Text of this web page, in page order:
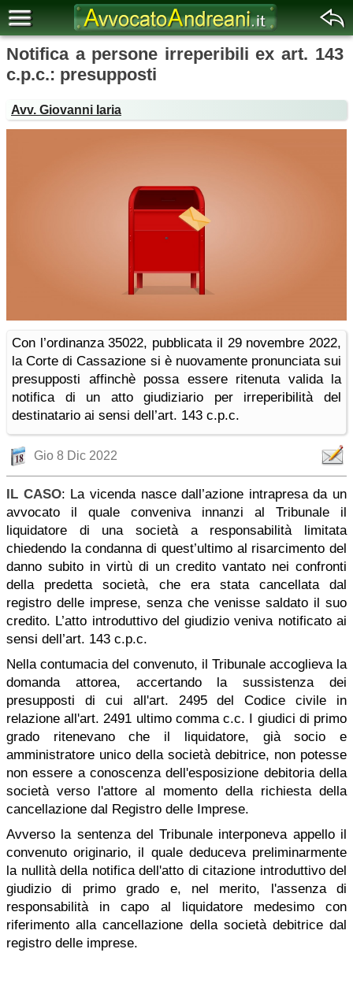
Notifica a persone irreperibili ex art. 143
c.p.c.: presupposti
Avv. Giovanni Iaria
Con l’ordinanza 35022, pubblicata il 29 novembre 2022,
la Corte di Cassazione si è nuovamente pronunciata sui
presupposti affinchè possa essere ritenuta valida la
notifica di un atto giudiziario per irreperibilità del
destinatario ai sensi dell’art. 143 c.p.c.
Gio 8 Dic 2022
IL CASO: La vicenda nasce dall’azione intrapresa da un
avvocato il quale conveniva innanzi al Tribunale il
liquidatore di una società a responsabilità limitata
chiedendo la condanna di quest’ultimo al risarcimento del
danno subito in virtù di un credito vantato nei confronti
della predetta società, che era stata cancellata dal
registro delle imprese, senza che venisse saldato il suo
credito. L’atto introduttivo del giudizio veniva notificato ai
sensi dell’art. 143 c.p.c.
Nella contumacia del convenuto, il Tribunale accoglieva la
domanda attorea, accertando la sussistenza dei
presupposti di cui all'art. 2495 del Codice civile in
relazione all'art. 2491 ultimo comma c.c. I giudici di primo
grado ritenevano che il liquidatore, già socio e
amministratore unico della società debitrice, non potesse
non essere a conoscenza dell'esposizione debitoria della
società verso l'attore al momento della richiesta della
cancellazione dal Registro delle Imprese.
Avverso la sentenza del Tribunale interponeva appello il
convenuto originario, il quale deduceva preliminarmente
la nullità della notifica dell'atto di citazione introduttivo del
giudizio di primo grado e, nel merito, l'assenza di
responsabilità in capo al liquidatore medesimo con
riferimento alla cancellazione della società debitrice dal
registro delle imprese.